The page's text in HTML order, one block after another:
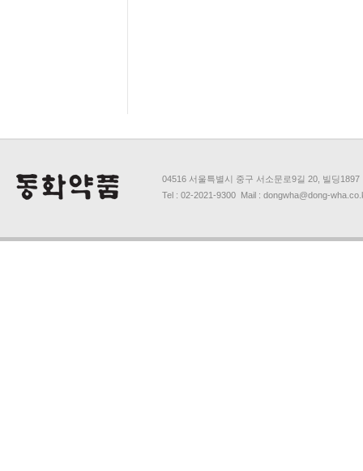
04516 서울특별시 중구 서소문로9길 20, 빌딩1897
Tel : 02-2021-9300 Mail : dongwha@dong-